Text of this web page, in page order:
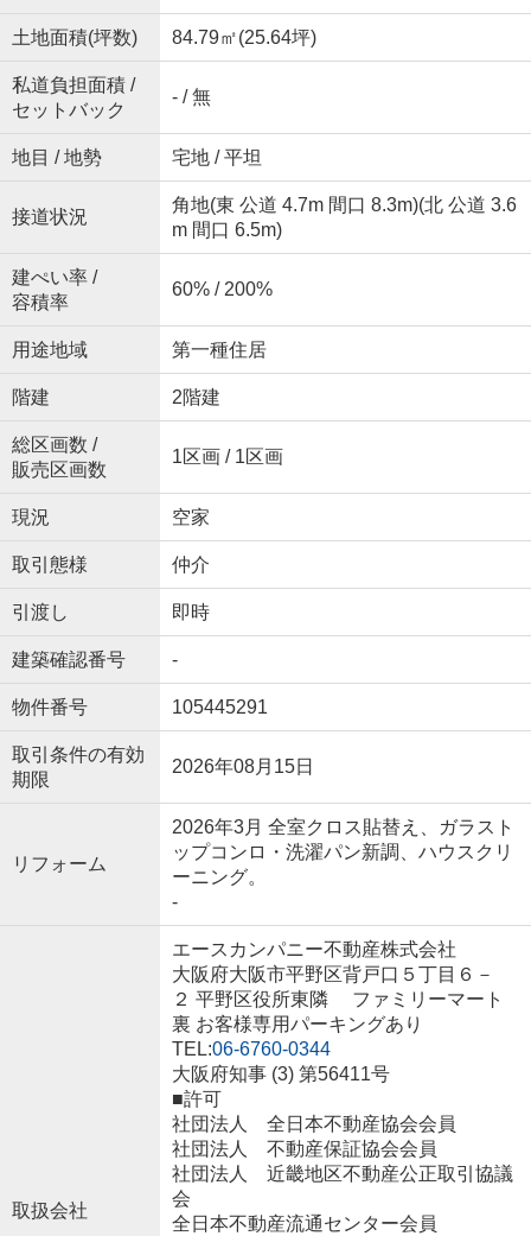
土地面積(坪数) 84.79㎡(25.64坪)
私道負担面積 /
セットバック
- / 無
地目 / 地勢 宅地 / 平坦
接道状況
角地(東 公道 4.7m 間口 8.3m)(北 公道 3.6
m 間口 6.5m)
建ぺい率 /
容積率
60% / 200%
用途地域 第一種住居
階建 2階建
総区画数 /
販売区画数
1区画 / 1区画
現況 空家
取引態様 仲介
引渡し 即時
建築確認番号 -
物件番号 105445291
取引条件の有効
期限
2026年08月15日
リフォーム
2026年3月 全室クロス貼替え、ガラスト
ップコンロ・洗濯パン新調、ハウスクリ
ーニング。
-
取扱会社
エースカンパニー不動産株式会社
大阪府大阪市平野区背戸口５丁目６－
２ 平野区役所東隣 ファミリーマート
裏 お客様専用パーキングあり
TEL:06-6760-0344
大阪府知事 (3) 第56411号
■許可
社団法人 全日本不動産協会会員
社団法人 不動産保証協会会員
社団法人 近畿地区不動産公正取引協議
会
全日本不動産流通センター会員